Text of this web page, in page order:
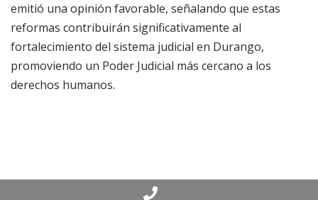
emitió una opinión favorable, señalando que estas
reformas contribuirán significativamente al
fortalecimiento del sistema judicial en Durango,
promoviendo un Poder Judicial más cercano a los
derechos humanos.